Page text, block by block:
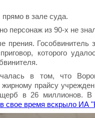
в зале суда.
персонаж из 90-х не
Гособвинитель
которого
в том, что
прайсу
в 26 миллионов.
свое время вскрыло ИА